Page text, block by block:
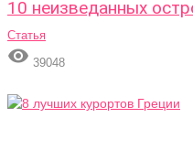
10 неизведанных
Статья
 39048